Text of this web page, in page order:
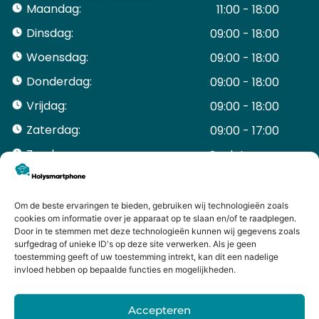
Om de beste ervaringen te bieden, gebruiken wij technologieën zoals
cookies om informatie over je apparaat op te slaan en/of te raadplegen.
Door in te stemmen met deze technologieën kunnen wij gegevens zoals
surfgedrag of unieke ID's op deze site verwerken. Als je geen
toestemming geeft of uw toestemming intrekt, kan dit een nadelige
invloed hebben op bepaalde functies en mogelijkheden.
Accepteren
Maandag:
11:00 - 18:00
Dinsdag:
09:00 - 18:00
Woensdag:
09:00 - 18:00
Donderdag:
09:00 - 18:00
Vrijdag:
09:00 - 18:00
Zaterdag:
09:00 - 17:00
Zondag:
Gesloten ​ ​ ​ ​ ​ ​ ​
ACCOUNT
Bestellingen
Mijn winkelwagen
HANDIGE LINKS
Levering en retourneren